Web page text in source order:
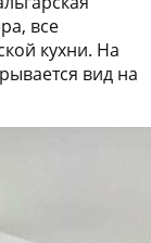
все
кухни. На
вид на